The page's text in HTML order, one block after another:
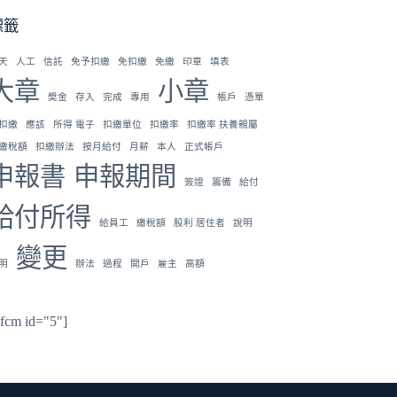
籤
人工 信託 免予扣繳 免扣繳 免繳 印章 填表
章 奬金 存入 完成 專用 小章 帳戶 憑單
繳 應該 所得 電子 扣繳單位 扣繳率 扣繳率 扶養親屬
稅額 扣繳辦法 按月給付 月薪 本人 正式帳戶
報書 申報期間 簽證 籌備 給付
付所得 給員工 繳稅額 股利 居住者 說明
變更 辦法 過程 開戶 雇主 高額
id="5"]